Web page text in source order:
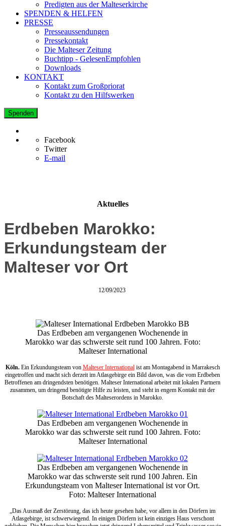
Predigten aus der Malteserkirche
SPENDEN & HELFEN
PRESSE
Presseaussendungen
Pressekontakt
Die Malteser Zeitung
Buchtipp - GelesenEmpfohlen
Downloads
KONTAKT
Kontakt zum Großpriorat
Kontakt zu den Hilfswerken
Spenden
Facebook
Twitter
E-mail
Aktuelles
Erdbeben Marokko:
Erkundungsteam der
Malteser vor Ort
12/09/2023
Das Erdbeben am vergangenen Wochenende in
Marokko war das schwerste seit rund 100 Jahren. Foto:
Malteser International
Köln.Ein Erkundungsteam von Malteser Internationalist am Montagabend in Marrakesch
eingetroffen und macht sich derzeit im Atlasgebirge ein Bild davon, was die vom Erdbeben
Betroffenen am dringendsten benötigen. Malteser International arbeitet mit lokalen Partnern
zusammen, um dringend benötigte Hilfe zu leisten, und steht in engem Kontakt mit der
Botschaft des Malteserordens in Marokko.
Das Erdbeben am vergangenen Wochenende in
Marokko war das schwerste seit rund 100 Jahren. Foto:
Malteser International
Das Erdbeben am vergangenen Wochenende in
Marokko war das schwerste seit rund 100 Jahren. Ein
Erkundungsteam von Malteser International ist vor Ort.
Foto: Malteser International
„Das Ausmaß der Zerstörung, das ich heute gesehen habe, vor allem in den Dörfern im
Atlasgebirge, ist schwerwiegend. In einigen Dörfern ist kein einziges Haus verschont